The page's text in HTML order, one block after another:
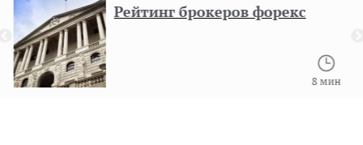
Рейтинг брокеров форекс
8 мин